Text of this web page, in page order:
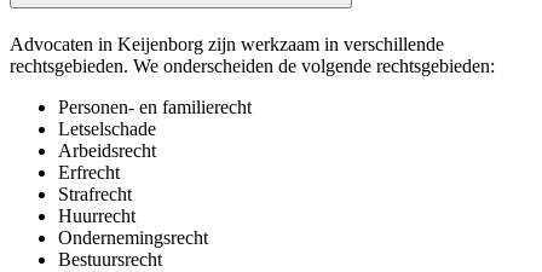
Advocaten in Keijenborg zijn werkzaam in verschillende
rechtsgebieden. We onderscheiden de volgende rechtsgebieden:
Personen- en familierecht
Letselschade
Arbeidsrecht
Erfrecht
Strafrecht
Huurrecht
Ondernemingsrecht
Bestuursrecht